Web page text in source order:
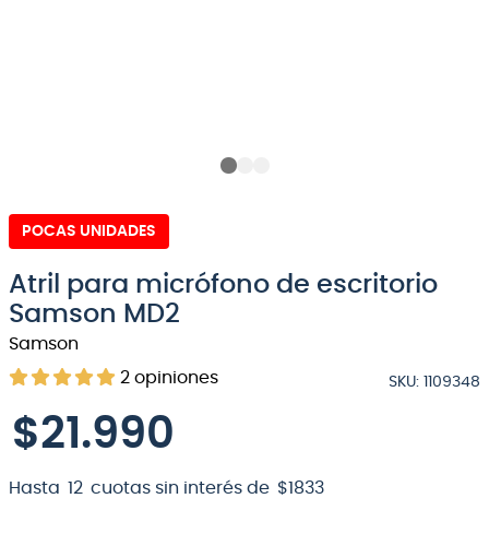
POCAS UNIDADES
Atril para micrófono de escritorio
Samson MD2
Samson
2 opiniones SKU: 1109348
$21 .990
Hasta 12 cuotas sin interés de $1833